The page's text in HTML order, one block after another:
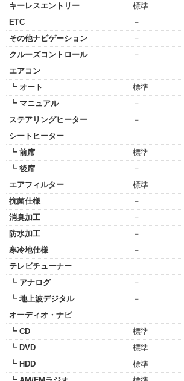
キーレスエントリー
標準
ETC
－
その他ナビゲーション
－
クルーズコントロール
－
エアコン
┗ オート
標準
┗ マニュアル
－
ステアリングヒーター
－
シートヒーター
┗ 前席
標準
┗ 後席
－
エアフィルター
標準
抗菌仕様
－
消臭加工
－
防水加工
－
寒冷地仕様
－
テレビチューナー
┗ アナログ
－
┗ 地上波デジタル
－
オーディオ・ナビ
┗ CD
標準
┗ DVD
標準
┗ HDD
標準